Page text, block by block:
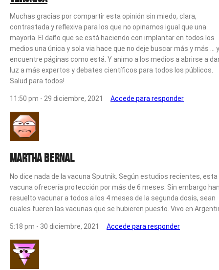
Muchas gracias por compartir esta opinión sin miedo, clara,
contrastada y reflexiva para los que no opinamos igual que una
mayoría. El daño que se está haciendo con implantar en todos los
medios una única y sola via hace que no deje buscar más y más … y
encuentre páginas como está. Y animo a los medios a abrirse a
luz a más expertos y debates científicos para todos los públicos.
Salud para todos!
11:50 pm - 29 diciembre, 2021 Accede para responder
Martha Bernal
No dice nada de la vacuna Sputnik. Según estudios recientes, esta
vacuna ofrecería protección por más de 6 meses. Sin embargo
resuelto vacunar a todos a los 4 meses de la segunda dosis, sean
cuales fueren las vacunas que se hubieren puesto. Vivo en
5:18 pm - 30 diciembre, 2021 Accede para responder